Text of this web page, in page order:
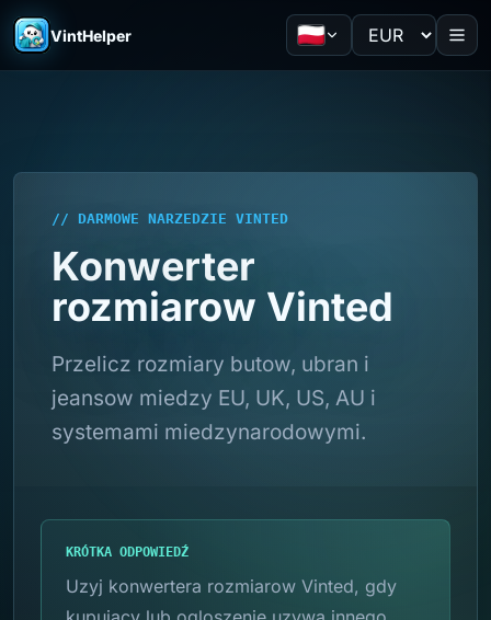
VintHelper
// DARMOWE NARZEDZIE VINTED
Konwerter
rozmiarow Vinted
Przelicz rozmiary butow, ubran i
jeansow miedzy EU, UK, US, AU i
systemami miedzynarodowymi.
KRÓTKA ODPOWIEDŹ
Uzyj konwertera rozmiarow Vinted, gdy